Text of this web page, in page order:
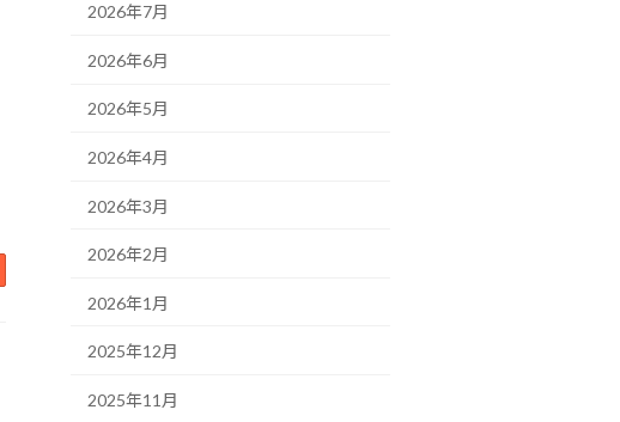
2026年7月
2026年6月
2026年5月
2026年4月
2026年3月
2026年2月
2026年1月
2025年12月
2025年11月